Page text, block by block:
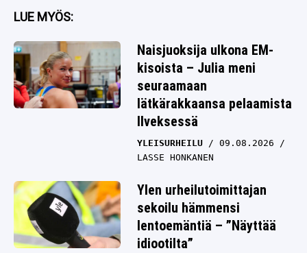
LUE MYÖS:
Naisjuoksija ulkona EM-
kisoista – Julia meni
seuraamaan
lätkärakkaansa pelaamista
Ilveksessä
YLEISURHEILU
09.08.2026
LASSE HONKANEN
Ylen urheilutoimittajan
sekoilu hämmensi
lentoemäntiä – ”Näyttää
idiootilta”